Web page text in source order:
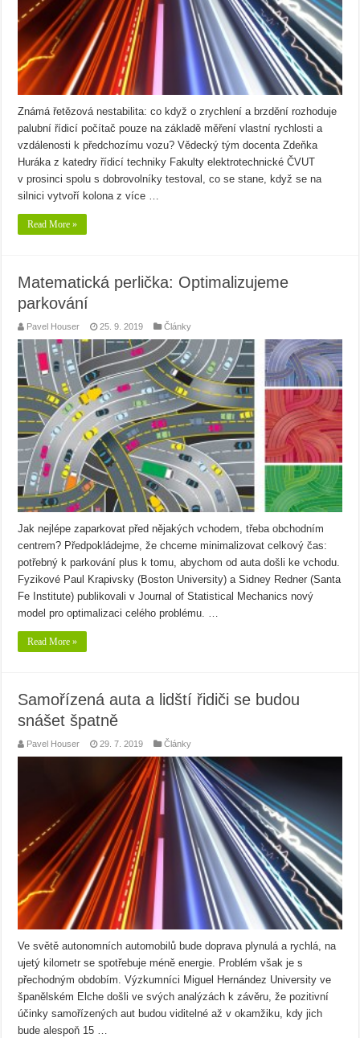
Známá řetězová nestabilita: co když o zrychlení a brzdění rozhoduje
palubní řídicí počítač pouze na základě měření vlastní rychlosti a
vzdálenosti k předchozímu vozu? Vědecký tým docenta Zdeňka
Huráka z katedry řídicí techniky Fakulty elektrotechnické ČVUT
v prosinci spolu s dobrovolníky testoval, co se stane, když se na
silnici vytvoří kolona z více …
Read More »
Matematická perlička: Optimalizujeme
parkování
Pavel Houser 25. 9. 2019 Články
Jak nejlépe zaparkovat před nějakých vchodem, třeba obchodním
centrem? Předpokládejme, že chceme minimalizovat celkový čas:
potřebný k parkování plus k tomu, abychom od auta došli ke vchodu.
Fyzikové Paul Krapivsky (Boston University) a Sidney Redner (Santa
Fe Institute) publikovali v Journal of Statistical Mechanics nový
model pro optimalizaci celého problému. …
Read More »
Samořízená auta a lidští řidiči se budou
snášet špatně
Pavel Houser 29. 7. 2019 Články
Ve světě autonomních automobilů bude doprava plynulá a rychlá, na
ujetý kilometr se spotřebuje méně energie. Problém však je s
přechodným obdobím. Výzkumníci Miguel Hernández University ve
španělském Elche došli ve svých analýzách k závěru, že pozitivní
účinky samořízených aut budou viditelné až v okamžiku, kdy jich
bude alespoň 15 …